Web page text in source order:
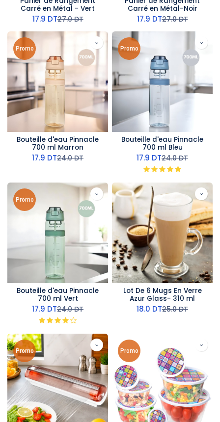
Carré en Métal - Vert
17.9 DT27.0DT
Carré en Métal-Noir
17.9 DT27.0DT
Promo
Bouteille d'eau Pinnacle
700 ml Marron
17.9 DT24.0DT
Promo
Bouteille d'eau Pinnacle
700 ml Bleu
17.9 DT24.0DT
Promo
Bouteille d'eau Pinnacle
700 ml Vert
17.9 DT24.0DT
Lot De 6 Mugs En Verre
Azur Glass- 310 ml
18.0 DT25.0DT
Promo Promo